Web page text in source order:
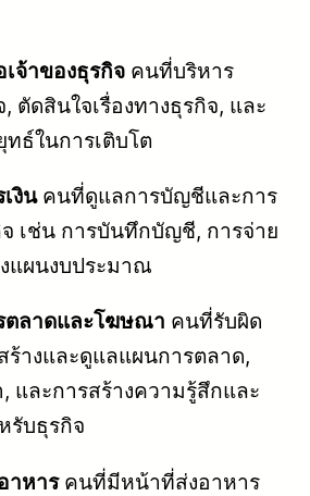
จ้าของธุรกิจ คนที่บริหาร
ตัดสินใจเรื่องทางธุรกิจ, และ
ธ์ในการเติบโต
งินคนที่ดูแลการบัญชีและการ
จ เช่น การบันทึกบัญชี, การจ่าย
แผนงบประมาณ
ตลาดและโฆษณา คนที่รับผิด
ร้างและดูแลแผนการตลาด,
และการสร้างความรู้สึกและ
รับธุรกิจ
าหารคนที่มีหน้าที่ส่งอาหาร